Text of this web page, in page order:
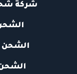
شركة
الشحن